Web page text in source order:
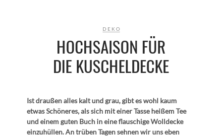
OUTDOOR
ARCHITEKTUR
ÜBER MICH
DEKO
HOCHSAISON FÜR
DIE KUSCHELDECKE
Ist draußen alles kalt und grau, gibt es wohl kaum
etwas Schöneres, als sich mit einer Tasse heißem Tee
und einem guten Buch in eine flauschige Wolldecke
einzuhüllen. An trüben Tagen sehnen wir uns eben